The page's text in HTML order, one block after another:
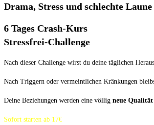
Drama, Stress und schlechte
6 Tages Crash-Kurs
Stressfrei-Challenge
Nach dieser Challenge wirst du deine täglichen
Nach Triggern oder vermeintlichen Kränkungen
Deine Beziehungen werden eine völlig neue Qualität
Sofort starten ab 17€